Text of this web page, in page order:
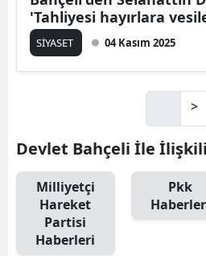
'Tahliyesi hayırlara
SİYASET 04 Kasım 2025
>
Devlet Bahçeli İle
Milliyetçi
Hareket
Partisi
Haberleri
Pkk